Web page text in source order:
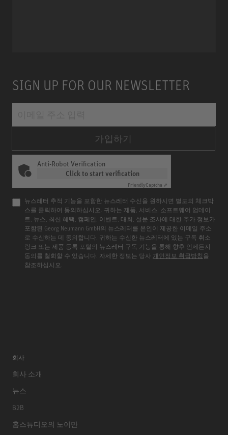
SIGN UP FOR OUR NEWSLETTER
가입하기
Anti-Robot Verification
Click to start verification
FriendlyCaptcha ⇗
뉴스레터 추적 기능을 포함한 뉴스레터 수신을 원하시면 별도의 체크박
스를 클릭하여 동의하십시오. 귀하는 제품, 서비스, 소프트웨어 업데이
트, 뉴스, 최신 혜택, 캠페인, 이벤트, 대회, 설문 조사에 대한 추가 정보가
포함된 Georg Neumann GmbH의 뉴스레터를 본인이 제공한 이메일 주소
로 수신하는 데 동의합니다. 귀하는 수신한 뉴스레터에 있는 구독 취소
링크 또는 제품 등록 포털의 뉴스레터 구독 기능을 통해 향후 언제든지
동의를 철회할 수 있습니다. 자세한 정보는 당사 개인정보 취급방침 을
참조하십시오.
회사
회사 소개
뉴스
B2B
홈스튜디오의 노이만